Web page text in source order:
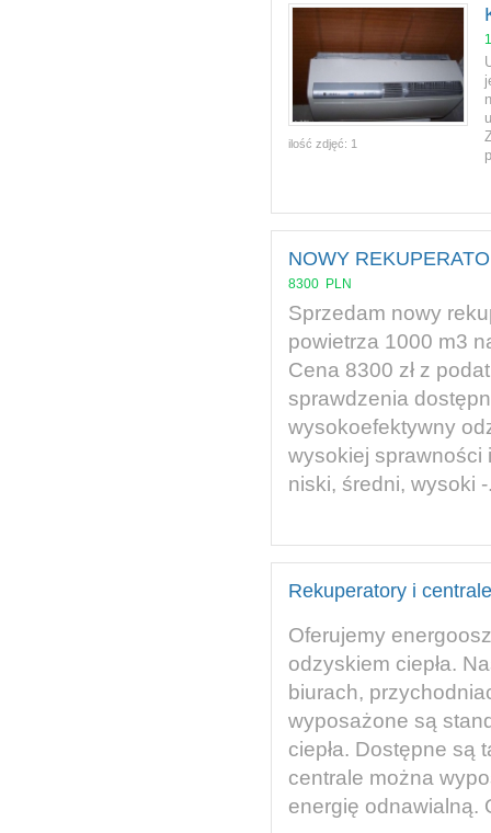
ilość zdjęć: 1
NOWY
8300 PLN
Sprzedam nowy
powietrza 1000 m3
Cena 8300 zł z
sprawdzenia
wysokoefektywny
wysokiej sprawności
niski, średni, wysoki -
Rekuperatory i
Oferujemy
odzyskiem ciepła.
biurach,
wyposażone są
ciepła. Dostępne są
centrale można
energię odnawialną.